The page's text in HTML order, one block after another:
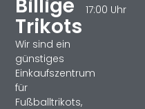
Billige
Trikots
Wir sind ein
günstiges
Einkaufszentrum
für
Fußballtrikots,
17:00 Uhr